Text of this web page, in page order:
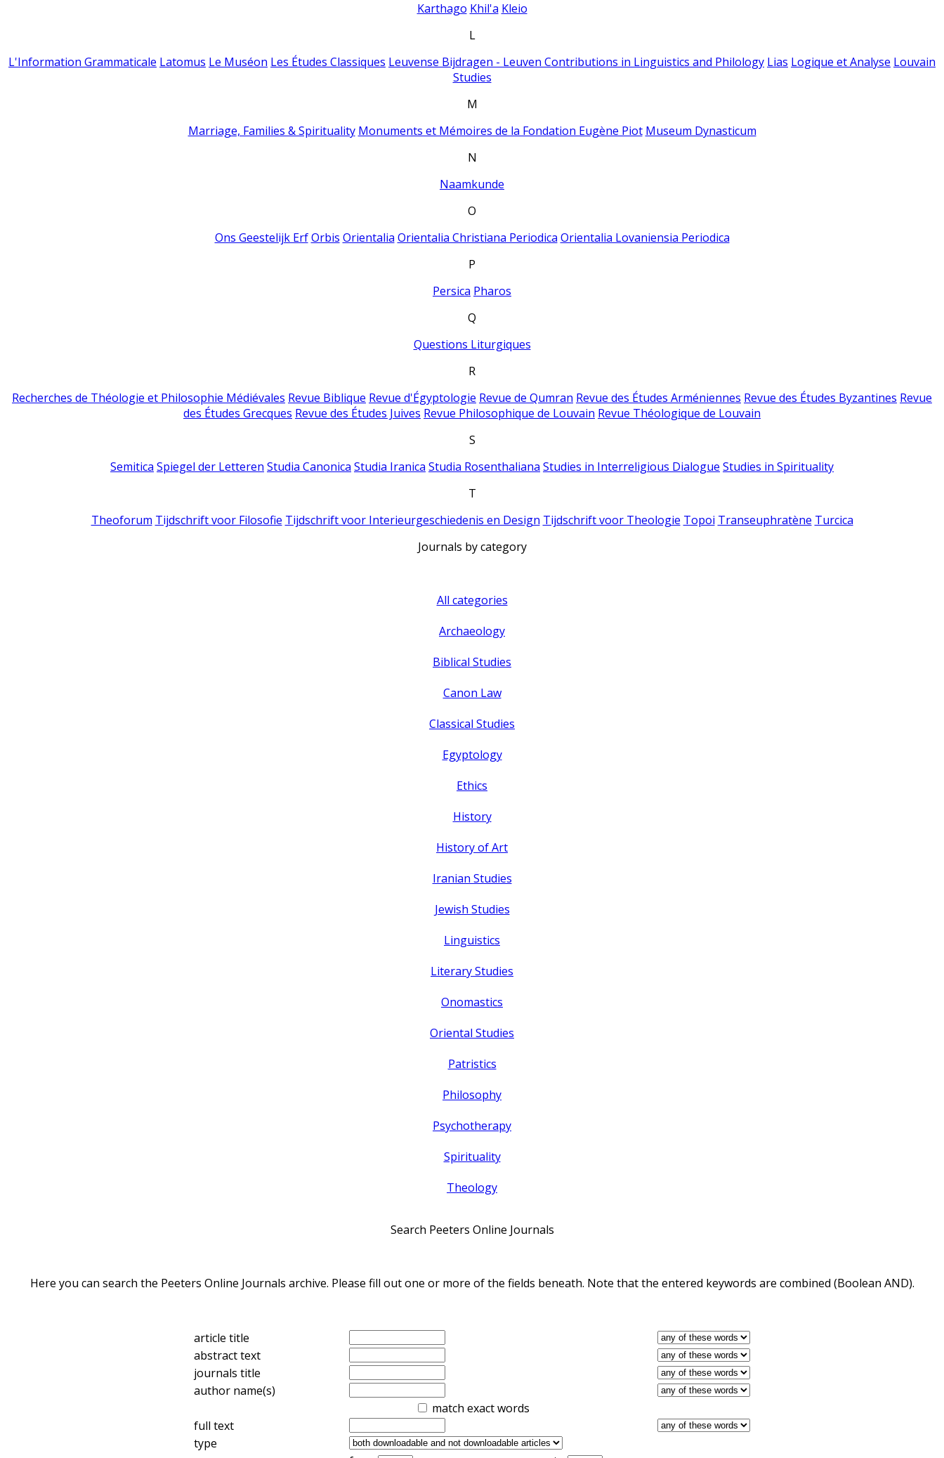
Karthago Khil'a Kleio
L
L'Information Grammaticale Latomus Le Muséon Les Études Classiques Leuvense Bijdragen - Leuven Contributions in Linguistics and Philology Lias Logique et Analyse Louvain
Studies
M
Marriage, Families & Spirituality Monuments et Mémoires de la Fondation Eugène Piot Museum Dynasticum
N
Naamkunde
O
Ons Geestelijk Erf Orbis Orientalia Orientalia Christiana Periodica Orientalia Lovaniensia Periodica
P
Persica Pharos
Q
Questions Liturgiques
R
Recherches de Théologie et Philosophie Médiévales Revue Biblique Revue d'Égyptologie Revue de Qumran Revue des Études Arméniennes Revue des Études Byzantines Revue
des Études Grecques Revue des Études Juives Revue Philosophique de Louvain Revue Théologique de Louvain
S
Semitica Spiegel der Letteren Studia Canonica Studia Iranica Studia Rosenthaliana Studies in Interreligious Dialogue Studies in Spirituality
T
Theoforum Tijdschrift voor Filosofie Tijdschrift voor Interieurgeschiedenis en Design Tijdschrift voor Theologie Topoi Transeuphratène Turcica
Journals by category
All categories
Archaeology
Biblical Studies
Canon Law
Classical Studies
Egyptology
Ethics
History
History of Art
Iranian Studies
Jewish Studies
Linguistics
Literary Studies
Onomastics
Oriental Studies
Patristics
Philosophy
Psychotherapy
Spirituality
Theology
Search Peeters Online Journals
Here you can search the Peeters Online Journals archive. Please fill out one or more of the fields beneath. Note that the entered keywords are combined (Boolean AND).
article title
abstract text
journals title
author name(s)
match exact words
full text
type